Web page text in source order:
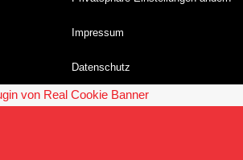
Impressum
Datenschutz
von Real Cookie Banner